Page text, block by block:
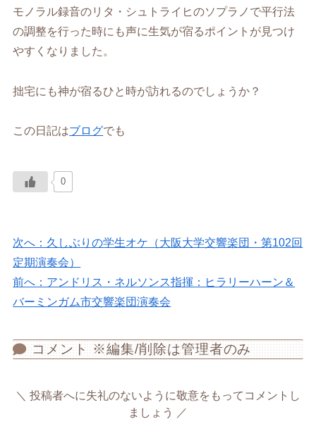
モノラル録音のリタ・シュトライヒのソプラノで平行法
の調整を行った時にも声に生気が宿るポイントが見つけ
やすくなりました。
拙宅にも神が宿るひと時が訪れるのでしょうか？
この日記はブログでも
0
次へ：久しぶりの学生オケ（大阪大学交響楽団・第102回
定期演奏会）
前へ：アンドリス・ネルソンス指揮：ヒラリーハーン＆
バーミンガム市交響楽団演奏会
コメント ※編集/削除は管理者のみ
投稿者へに失礼のないように敬意をもってコメントし
ましょう